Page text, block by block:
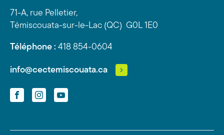
71-A, rue Pelletier,
Témiscouata-sur-le-Lac (QC) G0L 1E0
Téléphone : 418 854-0604
info@cectemiscouata.ca
FacebookInstagramYouTube